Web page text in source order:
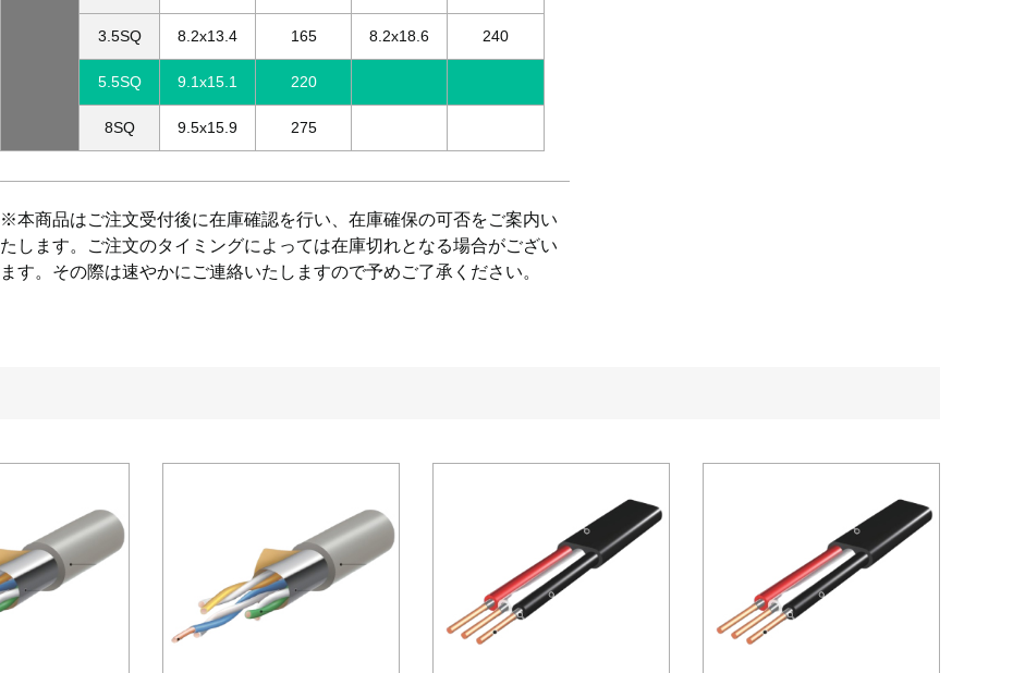
3.5SQ 8.2x13.4 165 8.2x18.6 240
5.5SQ 9.1x15.1 220
8SQ 9.5x15.9 275
※本商品はご注文受付後に在庫確認を行い、在庫確保の可否をご案内い
たします。ご注文のタイミングによっては在庫切れとなる場合がござい
ます。その際は速やかにご連絡いたしますので予めご了承ください。